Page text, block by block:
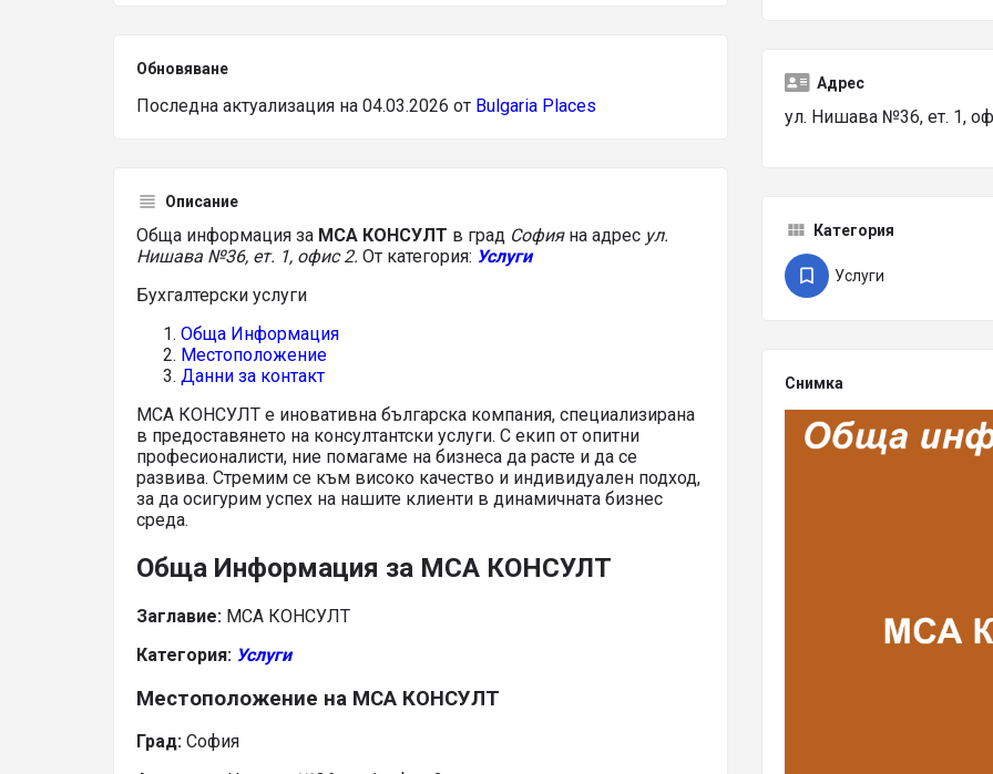
Обновяване
Последна актуализация на 04.03.2026 от Bulgaria Places
Описание
Обща информация за МСА КОНСУЛТ в град София на адрес ул.
Нишава №36, ет. 1, офис 2. От категория: Услуги
Бухгалтерски услуги
Обща Информация
Местоположение
Данни за контакт
МСА КОНСУЛТ е иновативна българска компания, специализирана
в предоставянето на консултантски услуги. С екип от опитни
професионалисти, ние помагаме на бизнеса да расте и да се
развива. Стремим се към високо качество и индивидуален подход,
за да осигурим успех на нашите клиенти в динамичната бизнес
среда.
Обща Информация за МСА КОНСУЛТ
Заглавие: МСА КОНСУЛТ
Категория: Услуги
Местоположение на МСА КОНСУЛТ
Град: София
Адрес
ул. Нишава №36, ет. 1,
Категория
Услуги
Снимка